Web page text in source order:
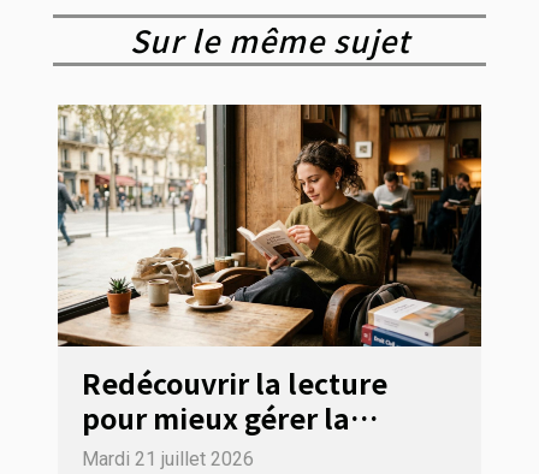
Sur le même sujet
Redécouvrir la lecture
pour mieux gérer la
pression des études
Mardi 21 juillet 2026